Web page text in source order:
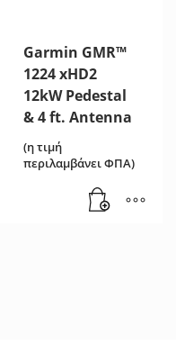
Garmin GMR™
1224 xHD2
12kW Pedestal
& 4 ft. Antenna
(η τιμή
περιλαμβάνει ΦΠΑ)